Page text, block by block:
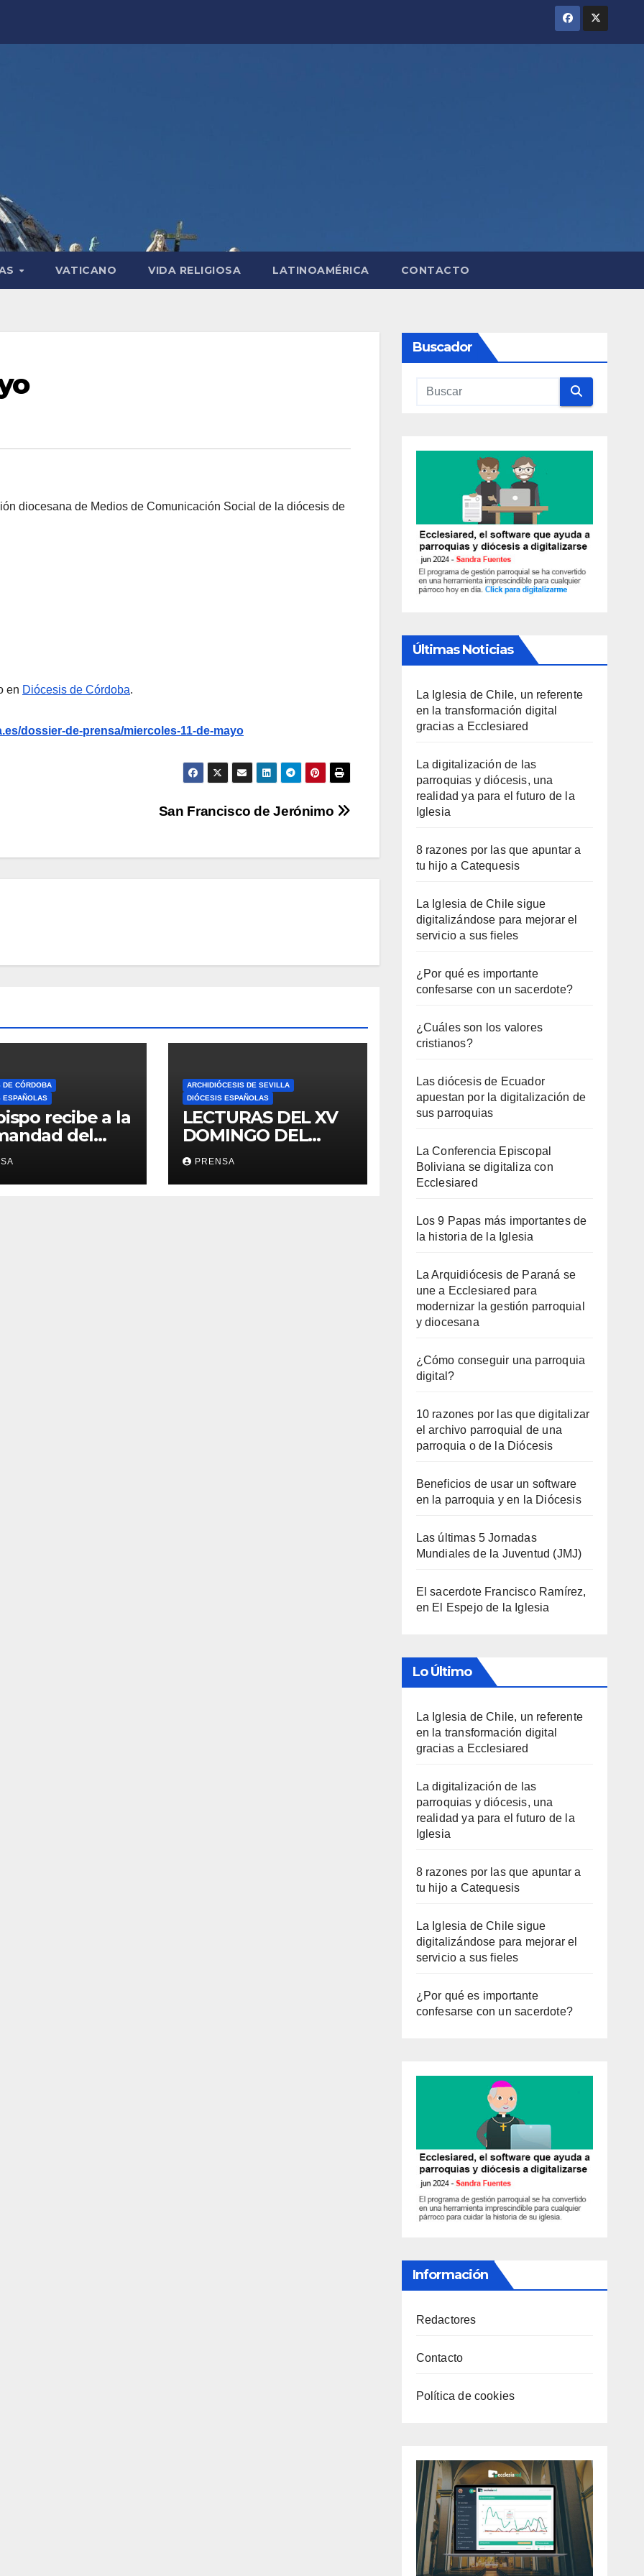
VATICANO VIDA RELIGIOSA LATINOAMÉRICA CONTACTO
diocesana de Medios de Comunicación Social de la diócesis de
en Diócesis de Córdoba.
dossier-de-prensa/miercoles-11-de-mayo
San Francisco de Jerónimo
DE CÓRDOBA
ESPAÑOLAS
recibe a la
del
ARCHIDIÓCESIS DE SEVILLA
DIÓCESIS ESPAÑOLAS
LECTURAS DEL XV
DOMINGO DEL
TIEMPO
ORDINARIO (A)
PRENSA
Buscador
Últimas Noticias
La Iglesia de Chile, un referente
en la transformación digital
gracias a Ecclesiared
La digitalización de las
parroquias y diócesis, una
realidad ya para el futuro de la
Iglesia
8 razones por las que apuntar a
tu hijo a Catequesis
La Iglesia de Chile sigue
digitalizándose para mejorar el
servicio a sus fieles
¿Por qué es importante
confesarse con un sacerdote?
¿Cuáles son los valores
cristianos?
Las diócesis de Ecuador
apuestan por la digitalización de
sus parroquias
La Conferencia Episcopal
Boliviana se digitaliza con
Ecclesiared
Los 9 Papas más importantes de
la historia de la Iglesia
La Arquidiócesis de Paraná se
une a Ecclesiared para
modernizar la gestión parroquial
y diocesana
¿Cómo conseguir una parroquia
digital?
10 razones por las que digitalizar
el archivo parroquial de una
parroquia o de la Diócesis
Beneficios de usar un software
en la parroquia y en la Diócesis
Las últimas 5 Jornadas
Mundiales de la Juventud (JMJ)
El sacerdote Francisco Ramírez,
en El Espejo de la Iglesia
Lo Último
La Iglesia de Chile, un referente
en la transformación digital
gracias a Ecclesiared
La digitalización de las
parroquias y diócesis, una
realidad ya para el futuro de la
Iglesia
8 razones por las que apuntar a
tu hijo a Catequesis
La Iglesia de Chile sigue
digitalizándose para mejorar el
servicio a sus fieles
¿Por qué es importante
confesarse con un sacerdote?
Información
Redactores
Contacto
Política de cookies